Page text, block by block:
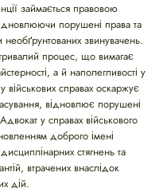
займається правовою
порушені права та
звинувачень.
процес, що вимагає
а й наполегливості у
військових справах оскаржує
відновлює порушені
у справах військового
доброго імені
стягнень та
втрачених внаслідок
дій.